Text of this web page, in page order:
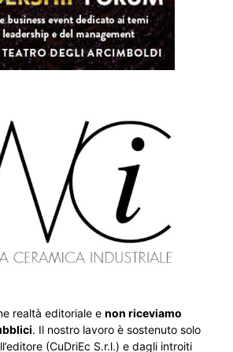
realtà editoriale e non riceviamo
. Il nostro lavoro è sostenuto solo
(CuDriEc S.r.l.) e dagli introiti